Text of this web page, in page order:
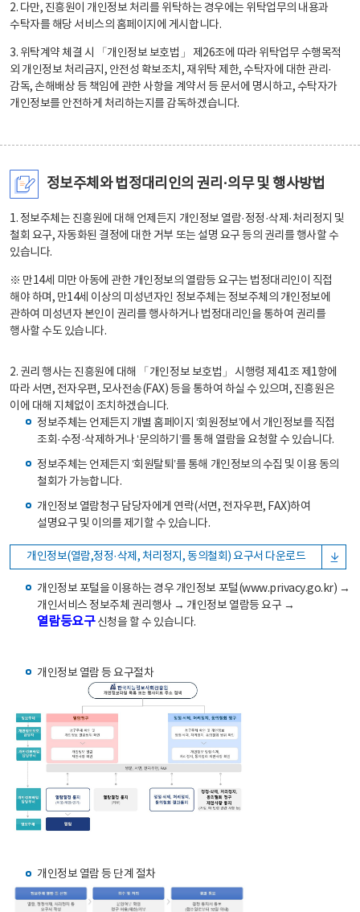
2. 다만, 진흥원이 개인정보 처리를 위탁하는 경우에는 위탁업무의 내용과
수탁자를 해당 서비스의 홈페이지에 게시합니다.
3. 위탁계약 체결 시 「개인정보 보호법」 제26조에 따라 위탁업무 수행목적
외 개인정보 처리금지, 안전성 확보조치, 재위탁 제한, 수탁자에 대한 관리·
감독, 손해배상 등 책임에 관한 사항을 계약서 등 문서에 명시하고, 수탁자가
개인정보를 안전하게 처리하는지를 감독하겠습니다.
정보주체와 법정대리인의 권리·의무 및 행사방법
1. 정보주체는 진흥원에 대해 언제든지 개인정보 열람·정정·삭제·처리정지 및
철회 요구, 자동화된 결정에 대한 거부 또는 설명 요구 등의 권리를 행사할 수
있습니다.
※ 만14세 미만 아동에 관한 개인정보의 열람등 요구는 법정대리인이 직접
해야 하며, 만14세 이상의 미성년자인 정보주체는 정보주체의 개인정보에
관하여 미성년자 본인이 권리를 행사하거나 법정대리인을 통하여 권리를
행사할 수도 있습니다.
2. 권리 행사는 진흥원에 대해 「개인정보 보호법」 시행령 제41조 제1항에
따라 서면, 전자우편, 모사전송(FAX) 등을 통하여 하실 수 있으며, 진흥원은
이에 대해 지체없이 조치하겠습니다.
정보주체는 언제든지 개별 홈페이지 ‘회원정보’에서 개인정보를 직접
조회·수정·삭제하거나 ‘문의하기’를 통해 열람을 요청할 수 있습니다.
정보주체는 언제든지 ‘회원탈퇴’를 통해 개인정보의 수집 및 이용 동의
철회가 가능합니다.
개인정보 열람청구 담당자에게 연락(서면, 전자우편, FAX)하여
설명요구 및 이의를 제기할 수 있습니다.
개인정보(열람,정정·삭제, 처리정지, 동의철회) 요구서 다운로드
개인정보 포털을 이용하는 경우 개인정보 포털(www.privacy.go.kr) →
개인서비스 정보주체 권리행사 → 개인정보 열람등 요구 →
열람등요구신청을 할 수 있습니다.
개인정보 열람 등 요구절차
개인정보 열람 등 단계 절차